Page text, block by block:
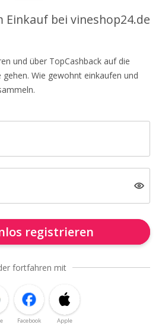
Einkauf bei vineshop24.de
und über TopCashback auf die
gehen. Wie gewohnt einkaufen und
registrieren
fortfahren mit
Facebook Apple